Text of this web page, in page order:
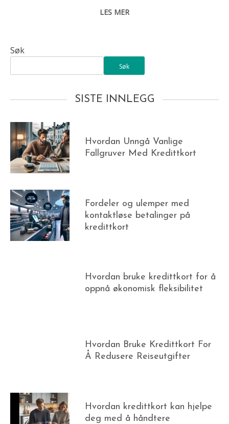
LES MER
Søk
Søk
SISTE INNLEGG
Hvordan Unngå Vanlige
Fallgruver Med Kredittkort
Fordeler og ulemper med
kontaktløse betalinger på
kredittkort
Hvordan bruke kredittkort for å
oppnå økonomisk fleksibilitet
Hvordan Bruke Kredittkort For
Å Redusere Reiseutgifter
Hvordan kredittkort kan hjelpe
deg med å håndtere